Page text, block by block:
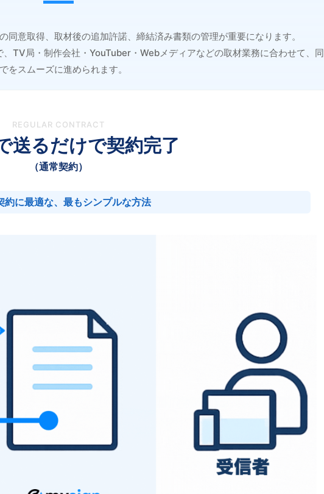
意取得、取材後の追加許諾、締結済み書類の管理が重要になります。
TV局・制作会社・YouTuber・Webメディアなどの取材業務に合わせて、
をスムーズに進められます。
REGULAR CONTRACT
送るだけで契約完了
（通常契約）
約に最適な、最もシンプルな方法